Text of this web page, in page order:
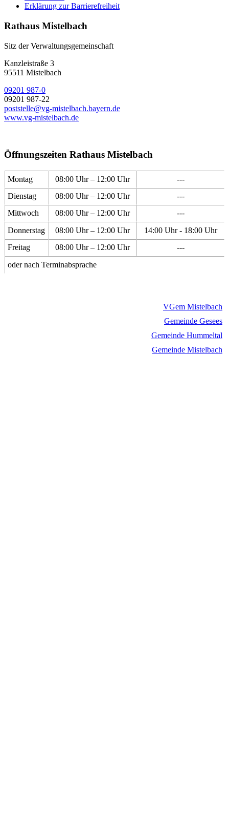
Erklärung zur Barrierefreiheit
Rathaus Mistelbach
Sitz der Verwaltungsgemeinschaft
Kanzleistraße 3
95511 Mistelbach
09201 987-0
09201 987-22
poststelle@vg-mistelbach.bayern.de
www.vg-mistelbach.de
Öffnungszeiten Rathaus Mistelbach
Montag 08:00 Uhr – 12:00 Uhr
---
Dienstag
08:00 Uhr – 12:00 Uhr
---
Mittwoch
08:00 Uhr – 12:00 Uhr
---
Donnerstag
08:00 Uhr – 12:00 Uhr
14:00 Uhr - 18:00 Uhr
Freitag
08:00 Uhr – 12:00 Uhr
---
oder nach Terminabsprache
VGem Mistelbach
Gemeinde Gesees
Gemeinde Hummeltal
Gemeinde Mistelbach